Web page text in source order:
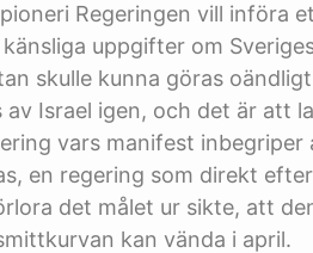
Regeringen vill införa
uppgifter om
skulle kunna göras
Israel igen, och det är att
vars manifest inbegriper
en regering som direkt
det målet ur sikte, att
kan vända i april.